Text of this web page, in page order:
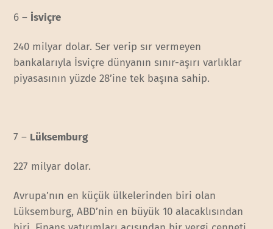
6 – İsviçre
240 milyar dolar. Ser verip sır vermeyen
bankalarıyla İsviçre dünyanın sınır-aşırı varlıklar
piyasasının yüzde 28’ine tek başına sahip.
7 – Lüksemburg
227 milyar dolar.
Avrupa’nın en küçük ülkelerinden biri olan
Lüksemburg, ABD’nin en büyük 10 alacaklısından